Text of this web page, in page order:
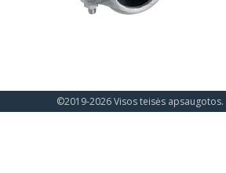
©2019-2026 Visos teisės apsaugotos.